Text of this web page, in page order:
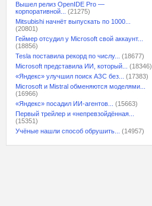
Вышел релиз OpenIDE Pro —
корпоративной...
(21275)
Mitsubishi начнёт выпускать по 1000...
(20801)
Геймер отсудил у Microsoft свой аккаунт...
(18856)
Tesla поставила рекорд по числу...
(18677)
Microsoft представила ИИ, который...
(18346)
«Яндекс» улучшил поиск АЗС без...
(17383)
Microsoft и Mistral обменяются моделями...
(16966)
«Яндекс» посадил ИИ-агентов...
(15663)
Первый трейлер и «непревзойдённая...
(15351)
Учёные нашли способ обрушить...
(14957)